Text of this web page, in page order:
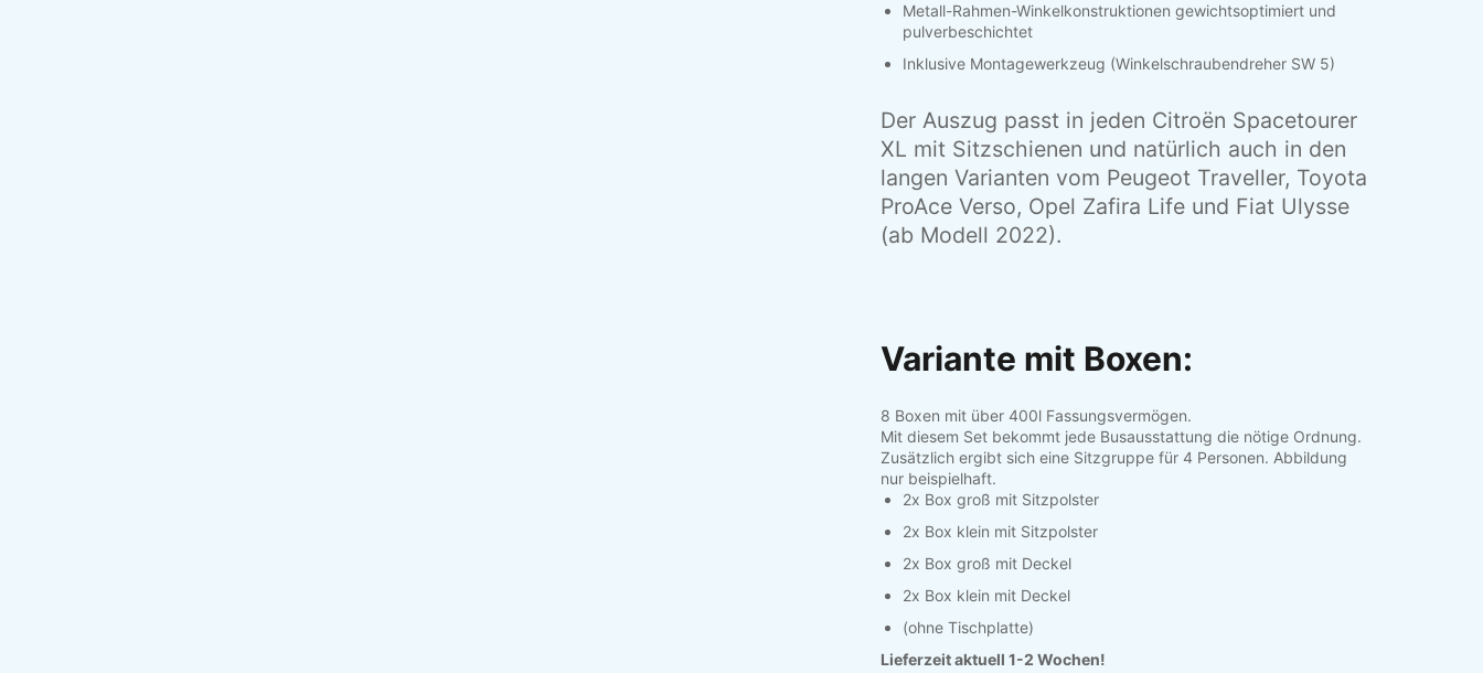
Metall-Rahmen-Winkelkonstruktionen gewichtsoptimiert und
pulverbeschichtet
Inklusive Montagewerkzeug (Winkelschraubendreher SW 5)
Der Auszug passt in jeden Citroën Spacetourer
XL mit Sitzschienen und natürlich auch in den
langen Varianten vom Peugeot Traveller, Toyota
ProAce Verso, Opel Zafira Life und Fiat Ulysse
(ab Modell 2022).
Variante mit Boxen:
8 Boxen mit über 400l Fassungsvermögen.
Mit diesem Set bekommt jede Busausstattung die nötige Ordnung.
Zusätzlich ergibt sich eine Sitzgruppe für 4 Personen. Abbildung
nur beispielhaft.
2x Box groß mit Sitzpolster
2x Box klein mit Sitzpolster
2x Box groß mit Deckel
2x Box klein mit Deckel
(ohne Tischplatte)
Lieferzeit aktuell 1-2 Wochen!